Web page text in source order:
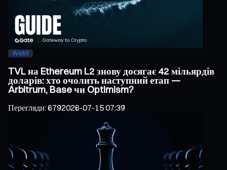
Web3
TVL на Ethereum L2 знову досягає 42 мільярдів
доларів: хто очолить наступний етап —
Arbitrum, Base чи Optimism?
Перегляди:6792026-07-15 07:39